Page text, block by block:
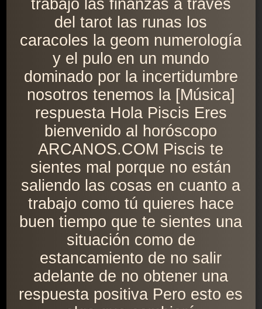
trabajo las finanzas a través
del tarot las runas los
caracoles la geom numerología
y el pulo en un mundo
dominado por la incertidumbre
nosotros tenemos la [Música]
respuesta Hola Piscis Eres
bienvenido al horóscopo
ARCANOS.COM Piscis te
sientes mal porque no están
saliendo las cosas en cuanto a
trabajo como tú quieres hace
buen tiempo que te sientes una
situación como de
estancamiento de no salir
adelante de no obtener una
respuesta positiva Pero esto es